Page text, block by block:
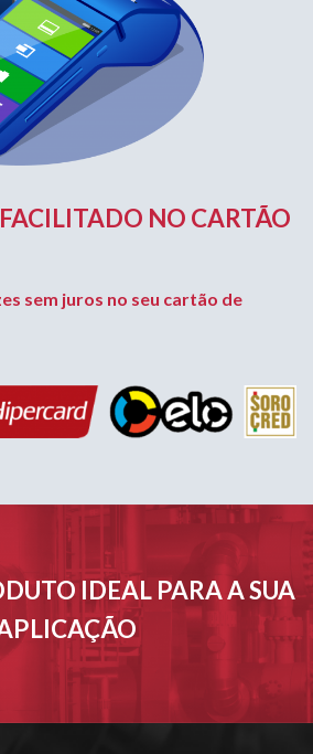
NO CARTÃO
sem juros no seu cartão de
IDEAL PARA A SUA